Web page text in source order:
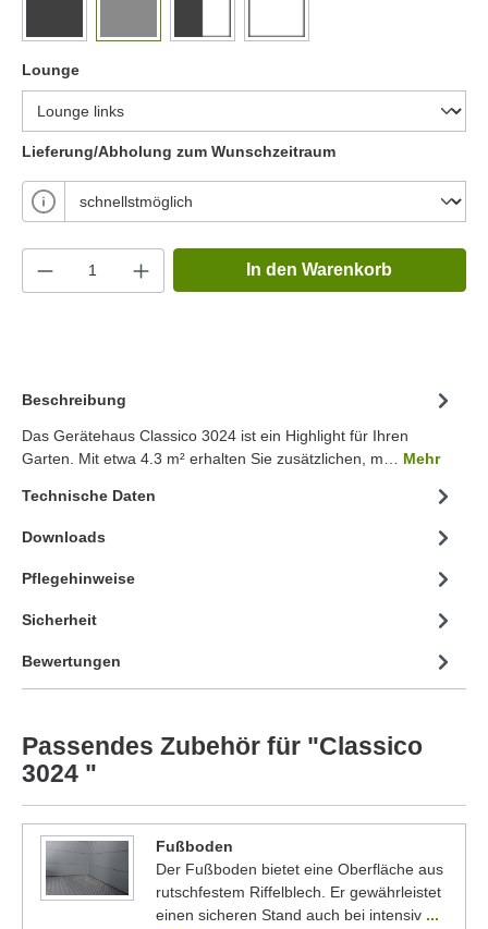
Lounge
Lieferung/Abholung zum Wunschzeitraum
In den Warenkorb
Beschreibung
Das Gerätehaus Classico 3024 ist ein Highlight für Ihren
Garten. Mit etwa 4.3 m² erhalten Sie zusätzlichen, m… Mehr
Technische Daten
Downloads
Pflegehinweise
Sicherheit
Bewertungen
Passendes Zubehör für "Classico
3024 "
Fußboden
Der Fußboden bietet eine Oberfläche aus
rutschfestem Riffelblech. Er gewährleistet
einen sicheren Stand auch bei intensiv ...